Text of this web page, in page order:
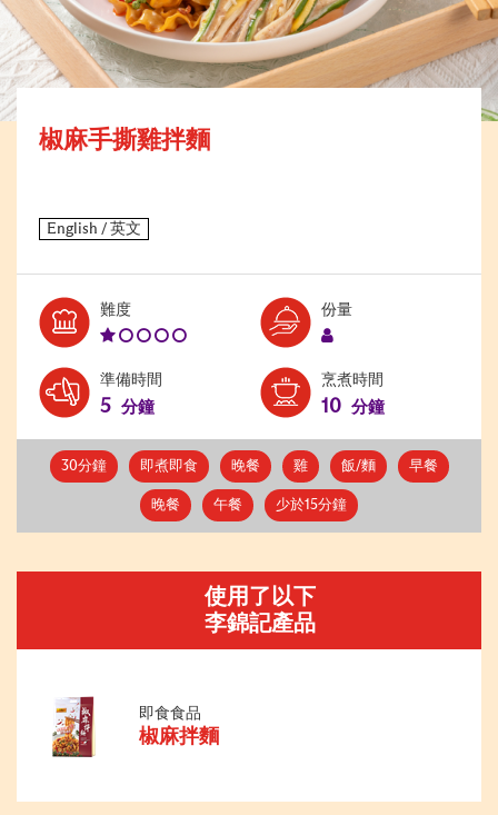
椒麻手撕雞拌麵
難度Level:
份量Serves:
準備時間
5 分鐘
烹煮時間
10 分鐘
30分鐘 即煮即食 晚餐 雞 飯/麵 早餐
晚餐 午餐 少於15分鐘
使用了以下
李錦記產品
即食食品
椒麻拌麵